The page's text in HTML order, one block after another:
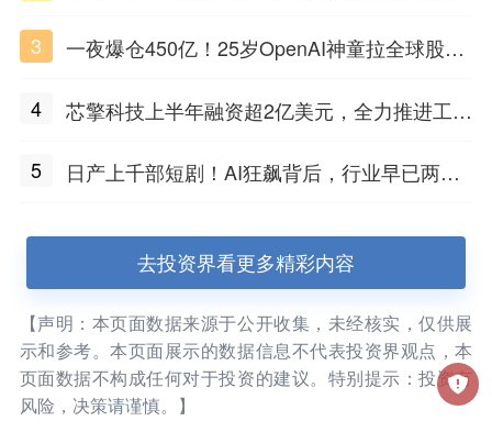
3
一夜爆仓450亿！25岁OpenAI神童拉全球股民
4
芯擎科技上半年融资超2亿美元，全力推进工业
5
日产上千部短剧！AI狂飙背后，行业早已两极
去投资界看更多精彩内容
【声明：本页面数据来源于公开收集，未经核实，仅供展
示和参考。本页面展示的数据信息不代表投资界观点，本
页面数据不构成任何对于投资的建议。特别提示：投资有
风险，决策请谨慎。】